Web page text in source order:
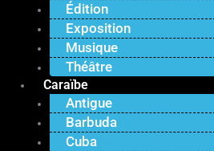
Édition
Exposition
Musique
Théâtre
Caraïbe
Antigue
Barbuda
Cuba